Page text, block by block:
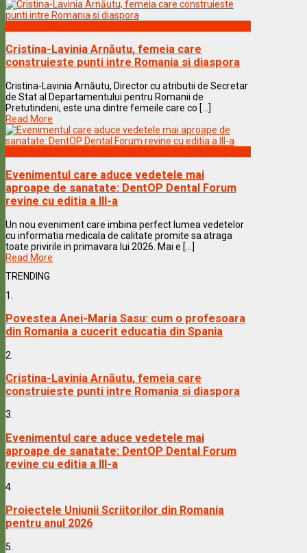
Cristina-Lavinia Arnăutu, femeia care
construieste punti intre Romania si diaspora
Cristina-Lavinia Arnăutu, Director cu atributii de Secretar
de Stat al Departamentului pentru Romanii de
Pretutindeni, este una dintre femeile care co [...]
Read More
Evenimentul care aduce vedetele mai
aproape de sanatate: DentOP Dental Forum
revine cu editia a III-a
Un nou eveniment care imbina perfect lumea vedetelor
cu informatia medicala de calitate promite sa atraga
toate privirile in primavara lui 2026. Mai e [...]
Read More
TRENDING
1.
Povestea Anei-Maria Sasu: cum o profesoara
din Romania a cucerit educatia din Spania
2.
Cristina-Lavinia Arnăutu, femeia care
construieste punti intre Romania si diaspora
3.
Evenimentul care aduce vedetele mai
aproape de sanatate: DentOP Dental Forum
revine cu editia a III-a
4.
Proiectele Uniunii Scriitorilor din Romania
pentru anul 2026
5.